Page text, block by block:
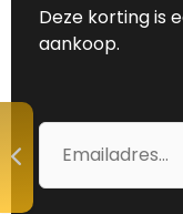
Deze korting is
aankoop.
E-
mailadres